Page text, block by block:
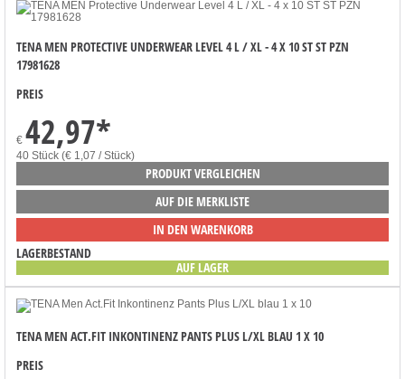
TENA MEN PROTECTIVE UNDERWEAR LEVEL 4 L / XL - 4 X 10 ST ST PZN
17981628
PREIS
€ 42,97*
40 Stück (€ 1,07 / Stück)
PRODUKT VERGLEICHEN
AUF DIE MERKLISTE
IN DEN WARENKORB
LAGERBESTAND
AUF LAGER
TENA MEN ACT.FIT INKONTINENZ PANTS PLUS L/XL BLAU 1 X 10
PREIS